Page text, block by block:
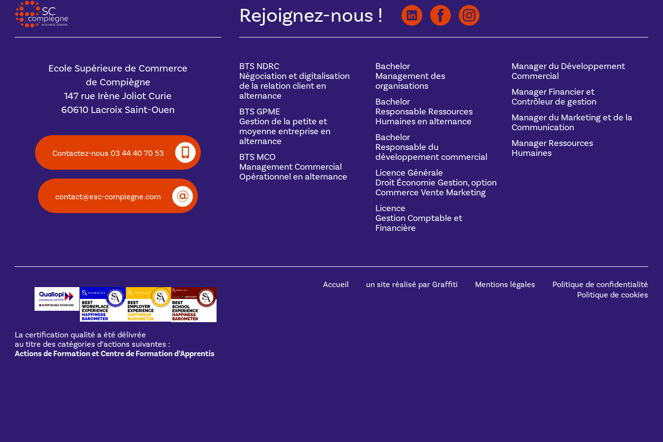
Rejoignez-nous !
Ecole Supérieure de Commerce
de Compiègne
147 rue Irène Joliot Curie
60610 Lacroix Saint-Ouen
Contactez-nous 03 44 40 70 53
contact@esc-compiegne.com
BTS NDRC
Négociation et digitalisation
de la relation client en
alternance
BTS GPME
Gestion de la petite et
moyenne entreprise en
alternance
BTS MCO
Management Commercial
Opérationnel en alternance
Bachelor
Management des
organisations
Bachelor
Responsable Ressources
Humaines en alternance
Bachelor
Responsable du
développement commercial
Licence Générale
Droit Économie Gestion, option
Commerce Vente Marketing
Licence
Gestion Comptable et
Financière
Manager du Développement
Commercial
Manager Financier et
Contrôleur de gestion
Manager du Marketing et de la
Communication
Manager Ressources
Humaines
La certification qualité a été délivrée
au titre des catégories d’actions suivantes :
Actions de Formation et Centre de Formation d’Apprentis
Accueil un site réalisé par Graffiti Mentions légales
Politique de confidentialité
Politique de cookies